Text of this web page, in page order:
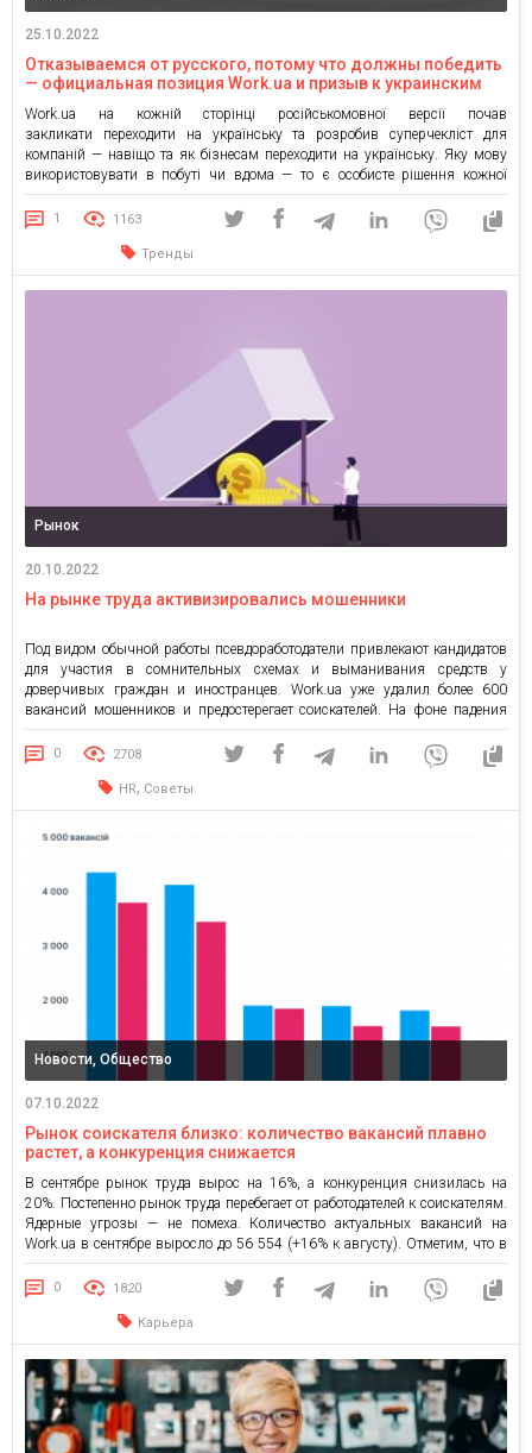
25.10.2022
Отказываемся от русского, потому что должны победить
— официальная позиция Work.ua и призыв к украинским
Work.ua на кожній сторінці російськомовної версії почав
закликати переходити на українську та розробив суперчекліст для
компаній — навіщо та як бізнесам переходити на українську. Яку мову
використовувати в побуті чи вдома — то є особисте рішення кожної
людини. Тут можна дискутувати, і кожен має право на свою думку. Інша
справа — бізнес. Тут діють закони ефективності. Той, […]
1 1163
Тренды
Рынок
20.10.2022
На рынке труда активизировались мошенники
Под видом обычной работы псевдоработодатели привлекают кандидатов
для участия в сомнительных схемах и выманивания средств у
доверчивых граждан и иностранцев. Work.ua уже удалил более 600
вакансий мошенников и предостерегает соискателей. На фоне падения
рынка труда в войну доля предложений от мошенников увеличилась, чем
подсветила проблему. Соискатели стали чаще жаловаться на вакансии,
которые вводят в заблуждение […]
0 2708
HR, Советы
Новости, Общество
07.10.2022
Рынок соискателя близко: количество вакансий плавно
растет, а конкуренция снижается
В сентябре рынок труда вырос на 16%, а конкуренция снизилась на
20%. Постепенно рынок труда перебегает от работодателей к соискателям.
Ядерные угрозы — не помеха. Количество актуальных вакансий на
Work.ua в сентябре выросло до 56 554 (+16% к августу). Отметим, что в
августе месячный прирост составлял 20%. Восстановление
прифронтовых областей ускорилось За месяц пятерка регионов с […]
0 1820
Карьера